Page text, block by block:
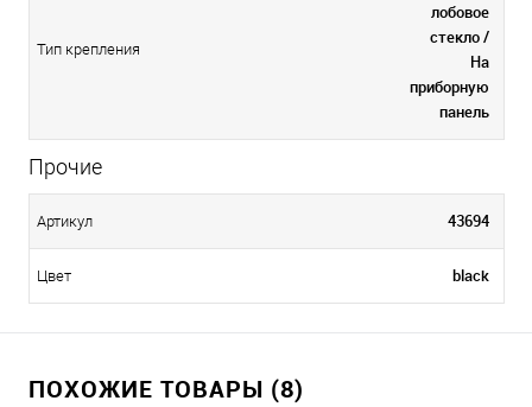
Тип крепления
лобовое
стекло /
На
приборную
панель
Прочие
Артикул 43694
Цвет black
ПОХОЖИЕ ТОВАРЫ (8)